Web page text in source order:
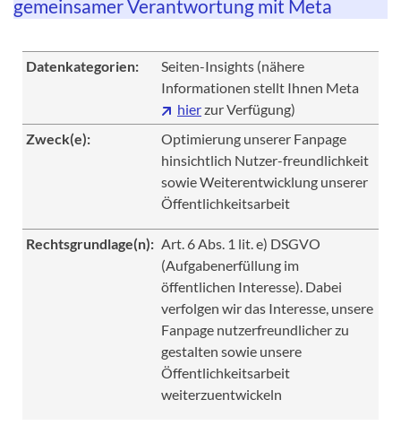
gemeinsamer Verantwortung mit Meta
Datenkategorien:
Seiten-Insights (nähere
Informationen stellt Ihnen Meta
hierzur Verfügung)
Zweck(e):
Optimierung unserer Fanpage
hinsichtlich Nutzer-freundlichkeit
sowie Weiterentwicklung unserer
Öffentlichkeitsarbeit
Rechtsgrundlage(n): Art. 6 Abs. 1 lit. e) DSGVO
(Aufgabenerfüllung im
öffentlichen Interesse). Dabei
verfolgen wir das Interesse, unsere
Fanpage nutzerfreundlicher zu
gestalten sowie unsere
Öffentlichkeitsarbeit
weiterzuentwickeln